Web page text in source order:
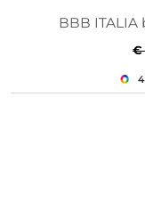
BBB ITALIA
€